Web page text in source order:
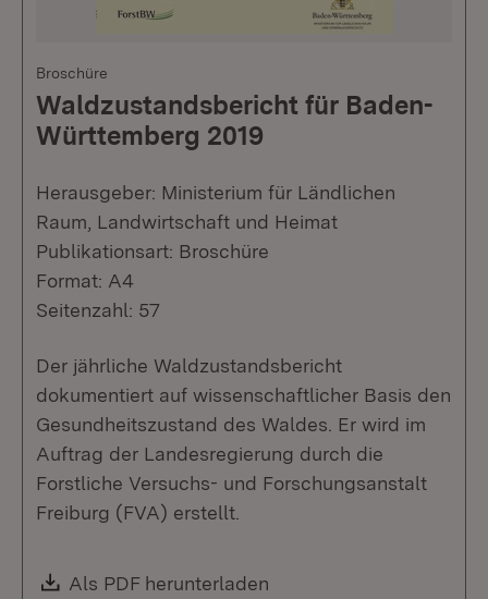
Broschüre
Waldzustandsbericht für Baden-
Württemberg 2019
Herausgeber: Ministerium für Ländlichen
Raum, Landwirtschaft und Heimat
Publikationsart: Broschüre
Format: A4
Seitenzahl: 57
Der jährliche Waldzustandsbericht
dokumentiert auf wissenschaftlicher Basis den
Gesundheitszustand des Waldes. Er wird im
Auftrag der Landesregierung durch die
Forstliche Versuchs- und Forschungsanstalt
Freiburg (FVA) erstellt.
Download:
Als PDF herunterladen